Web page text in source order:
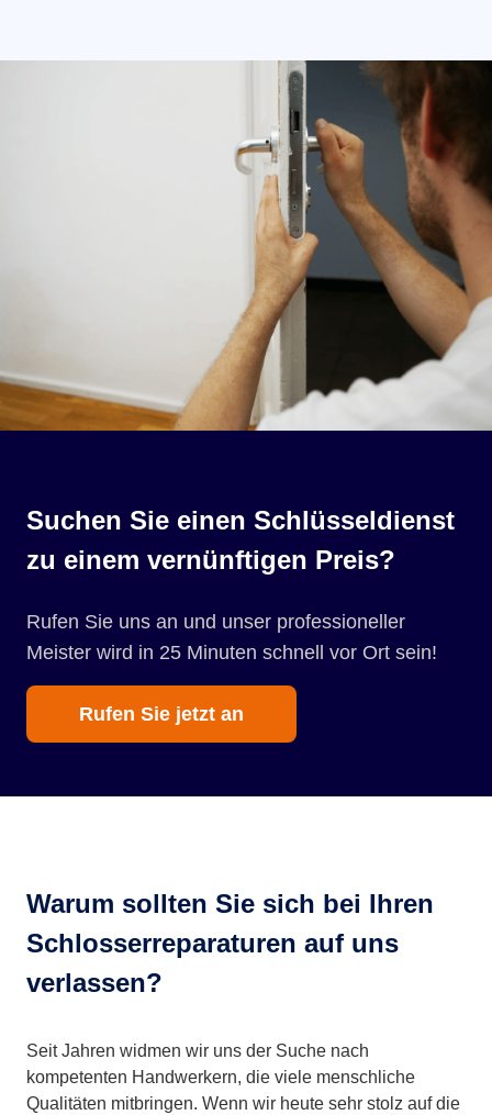
Suchen Sie einen Schlüsseldienst
zu einem vernünftigen Preis?
Rufen Sie uns an und unser professioneller
Meister wird in 25 Minuten schnell vor Ort sein!
Rufen Sie jetzt an
Warum sollten Sie sich bei Ihren
Schlosserreparaturen auf uns
verlassen?
Seit Jahren widmen wir uns der Suche nach
kompetenten Handwerkern, die viele menschliche
Qualitäten mitbringen. Wenn wir heute sehr stolz auf die